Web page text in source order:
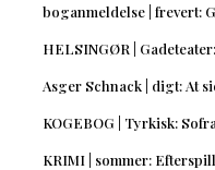
boganmeldelse | frevert:
HELSINGØR |
Asger Schnack | digt: At
KOGEBOG | Tyrkisk: Sofra
KRIMI | sommer: